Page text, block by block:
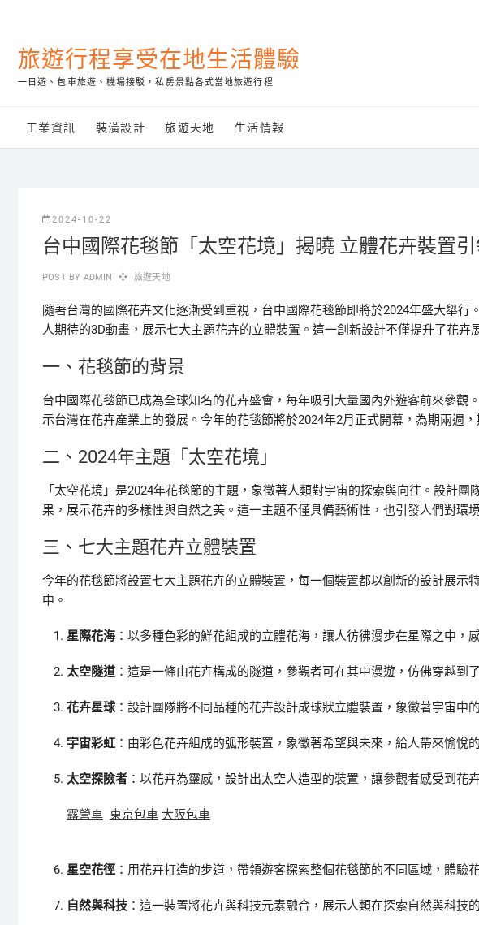
content旅遊行程享受在地生活體驗
一日遊、包車旅遊、機場接駁，私房景點各式當地旅遊行程
工業資訊 裝潢設計 旅遊天地 生活情報
2024-10-22
台中國際花毯節「太空花境」揭曉 立體花卉裝置
POST BY ADMIN 旅遊天地
隨著台灣的國際花卉文化逐漸受到重視，台中國際花毯節即將於2024年盛大舉
人期待的3D動畫，展示七大主題花卉的立體裝置。這一創新設計不僅提升了花卉
一、花毯節的背景
台中國際花毯節已成為全球知名的花卉盛會，每年吸引大量國內外遊客前來參觀
示台灣在花卉產業上的發展。今年的花毯節將於2024年2月正式開幕，為期兩週
二、2024年主題「太空花境」
「太空花境」是2024年花毯節的主題，象徵著人類對宇宙的探索與向往。設計
果，展示花卉的多樣性與自然之美。這一主題不僅具備藝術性，也引發人們對環
三、七大主題花卉立體裝置
今年的花毯節將設置七大主題花卉的立體裝置，每一個裝置都以創新的設計展示
中。
星際花海 ：以多種色彩的鮮花組成的立體花海，讓人彷彿漫步在星際之中，
太空隧道 ：這是一條由花卉構成的隧道，參觀者可在其中漫遊，仿佛穿越到
花卉星球：設計團隊將不同品種的花卉設計成球狀立體裝置，象徵著宇宙中
宇宙彩虹 ：由彩色花卉組成的弧形裝置，象徵著希望與未來，給人帶來愉悅
太空探險者 ：以花卉為靈感，設計出太空人造型的裝置，讓參觀者感受到花
露營車 東京包車 大阪包車
星空花徑 ：用花卉打造的步道，帶領遊客探索整個花毯節的不同區域，體驗
自然與科技 ：這一裝置將花卉與科技元素融合，展示人類在探索自然與科技